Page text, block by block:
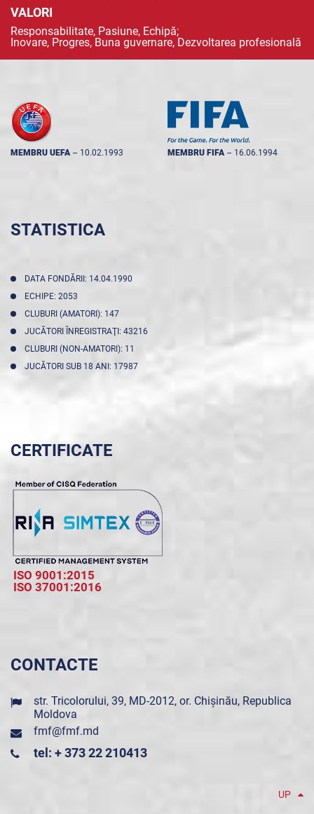
VALORI
Responsabilitate, Pasiune, Echipă;
Inovare, Progres, Buna guvernare, Dezvoltarea profesională
MEMBRU UEFA -- 10.02.1993 MEMBRU FIFA -- 16.06.1994
STATISTICA
DATA FONDĂRII: 14.04.1990
ECHIPE: 2053
CLUBURI (AMATORI): 147
JUCĂTORI ÎNREGISTRAŢI: 43216
CLUBURI (NON-AMATORI): 11
JUCĂTORI SUB 18 ANI: 17987
CERTIFICATE
ISO 9001:2015
ISO 37001:2016
CONTACTE
str. Tricolorului, 39, MD-2012, or. Chișinău, Republica
Moldova
fmf@fmf.md
tel: + 373 22 210413
UP